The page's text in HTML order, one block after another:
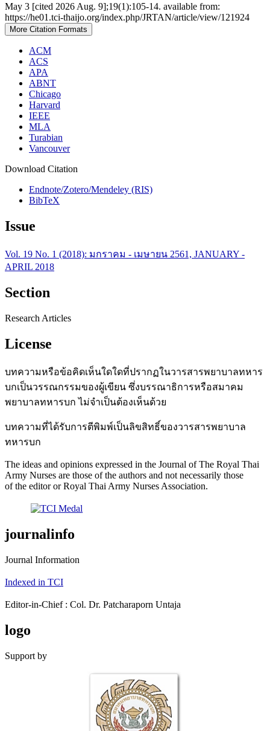
May 3 [cited 2026 Aug. 9];19(1):105-14. available from:
https://he01.tci-thaijo.org/index.php/JRTAN/article/view/121924
More Citation Formats
ACM
ACS
APA
ABNT
Chicago
Harvard
IEEE
MLA
Turabian
Vancouver
Download Citation
Endnote/Zotero/Mendeley (RIS)
BibTeX
Issue
Vol. 19 No. 1 (2018): มกราคม - เมษายน 2561, JANUARY -
APRIL 2018
Section
Research Articles
License
บทความหรือข้อคิดเห็นใดใดที่ปรากฏในวารสารพยาบาลทหาร
บกเป็นวรรณกรรมของผู้เขียน ซึ่งบรรณาธิการหรือสมาคม
พยาบาลทหารบก ไม่จำเป็นต้องเห็นด้วย
บทความที่ได้รับการตีพิมพ์เป็นลิขสิทธิ์ของวารสารพยาบาล
ทหารบก
The ideas and opinions expressed in the Journal of The Royal Thai
Army Nurses are those of the authors and not necessarily those
of the editor or Royal Thai Army Nurses Association.
journalinfo
Journal Information
Indexed in TCI
Editor-in-Chief : Col. Dr. Patcharaporn Untaja
logo
Support by